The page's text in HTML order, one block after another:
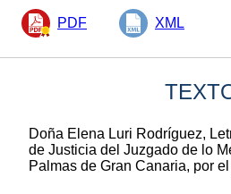
PDF XML
Doña Elena Luri Rodríguez,
de Justicia del Juzgado de lo
Palmas de Gran Canaria, por